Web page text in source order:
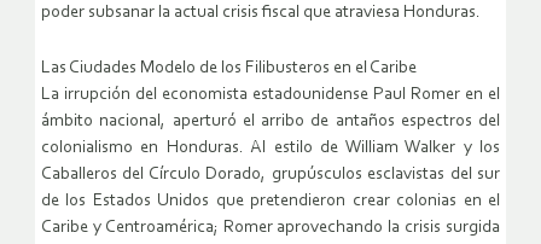
poder subsanar la actual crisis fiscal que atraviesa Honduras.
Las Ciudades Modelo de los Filibusteros en el Caribe
La irrupción del economista estadounidense Paul Romer en el
ámbito nacional, aperturó el arribo de antaños espectros del
colonialismo en Honduras. Al estilo de William Walker y los
Caballeros del Círculo Dorado, grupúsculos esclavistas del sur
de los Estados Unidos que pretendieron crear colonias en el
Caribe y Centroamérica; Romer aprovechando la crisis surgida